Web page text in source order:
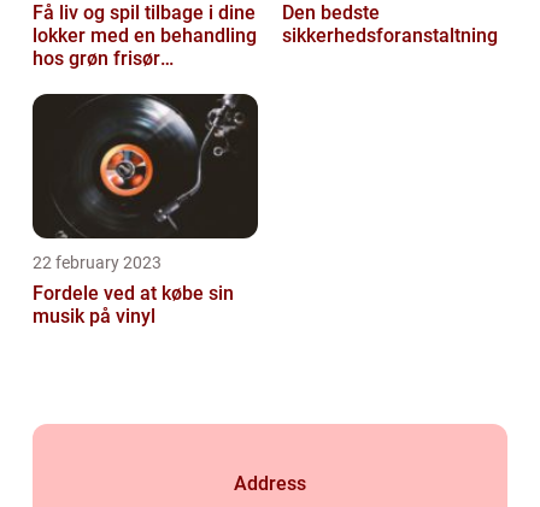
Få liv og spil tilbage i dine
lokker med en behandling
hos grøn frisør
Den bedste
sikkerhedsforanstaltning
22 february 2023
Fordele ved at købe sin
musik på vinyl
Address